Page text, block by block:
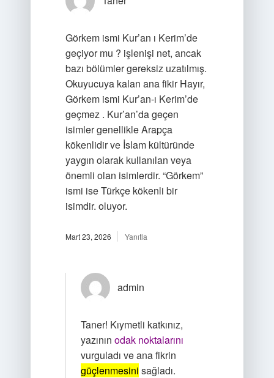
Görkem ismi Kur’an ı Kerim’de
geçiyor mu ? işlenişi net, ancak
bazı bölümler gereksiz uzatılmış.
Okuyucuya kalan ana fikir Hayır,
Görkem ismi Kur’an-ı Kerim’de
geçmez . Kur’an’da geçen
isimler genellikle Arapça
kökenlidir ve İslam kültüründe
yaygın olarak kullanılan veya
önemli olan isimlerdir. “Görkem”
ismi ise Türkçe kökenli bir
isimdir. oluyor.
Mart 23, 2026 Yanıtla
admin
Taner! Kıymetli katkınız,
yazının odak noktalarını
vurguladı ve ana fikrin
güçlenmesini sağladı.